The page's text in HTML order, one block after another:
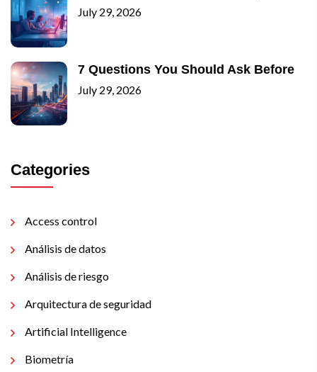
July 29, 2026
7 Questions You Should Ask Before
July 29, 2026
Categories
Access control
Análisis de datos
Análisis de riesgo
Arquitectura de seguridad
Artificial Intelligence
Biometría